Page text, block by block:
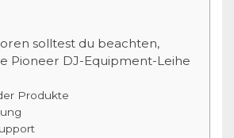
solltest du beachten,
Pioneer DJ-Equipment-Leihe
Produkte